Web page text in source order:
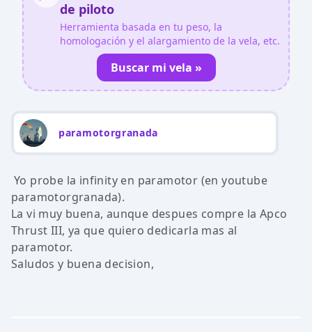
de piloto
Herramienta basada en tu peso, la
homologación y el alargamiento de la vela, etc.
Buscar mi vela »
paramotorgranada
Yo probe la infinity en paramotor (en youtube
paramotorgranada).
La vi muy buena, aunque despues compre la Apco
Thrust III, ya que quiero dedicarla mas al
paramotor.
Saludos y buena decision,